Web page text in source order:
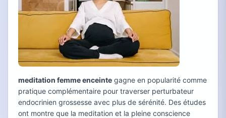
meditation femme enceinte gagne en popularité comme
pratique complémentaire pour traverser perturbateur
endocrinien grossesse avec plus de sérénité. Des études
ont montre que la meditation et la pleine conscience